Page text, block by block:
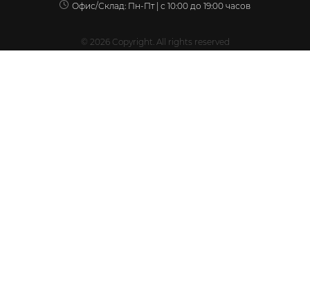
Офис/Склад: Пн-Пт | с 10:00 до 19:00 часов
© 2026 Copyright. All rights reserved